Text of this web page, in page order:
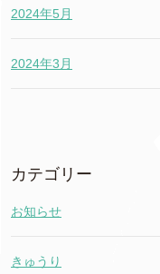
2024年5月
2024年3月
カテゴリー
お知らせ
きゅうり